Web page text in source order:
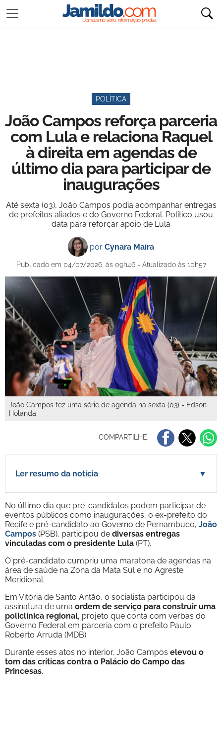
POLÍTICA
João Campos reforça parceria
com Lula e relaciona Raquel
à direita em agendas de
último dia para participar de
inaugurações
Até sexta (03), João Campos podia acompanhar entregas
de prefeitos aliados e do Governo Federal. Político usou
data para reforçar apoio de Lula
por Cynara Maíra
Publicado em 04/07/2026, às 09h46 - Atualizado às 10h57
João Campos fez uma série de agenda na sexta (03) - Edson
Holanda
COMPARTILHE:
Ler resumo da notícia ▼
No último dia que pré-candidatos podem participar de
eventos públicos como inaugurações, o ex-prefeito do
Recife e pré-candidato ao Governo de Pernambuco, João
Campos (PSB), participou de diversas entregas
vinculadas com o presidente Lula (PT).
O pré-candidato cumpriu uma maratona de agendas na
área de saúde na Zona da Mata Sul e no Agreste
Meridional.
Em Vitória de Santo Antão, o socialista participou da
assinatura de uma ordem de serviço para construir uma
policlínica regional, projeto que conta com verbas do
Governo Federal em parceria com o prefeito Paulo
Roberto Arruda (MDB).
Durante esses atos no interior, João Campos elevou o
tom das críticas contra o Palácio do Campo das
Princesas.